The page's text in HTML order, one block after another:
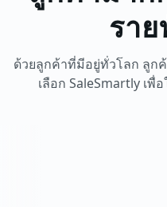
รา
ด้วยลูกค้าที่มีอยู่ทั่วโลก ลูก
เลือก SaleSmartly เพื่